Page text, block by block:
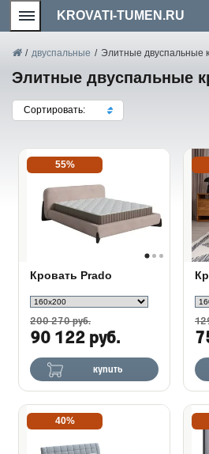
KROVATI-TUMEN.RU
/ двуспальные / Элитные двуспальные
Элитные двуспальные
Сортировать:
55%
Кровать Prado
200 270 руб.
90 122 руб.
купить
40%